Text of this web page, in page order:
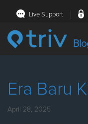
Live Support
Era Baru
April 28, 2025